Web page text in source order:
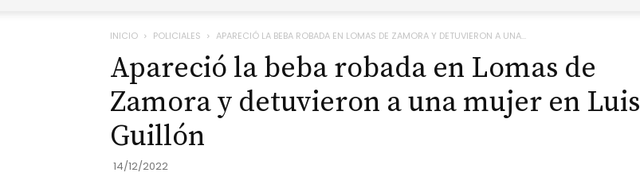
INICIO POLICIALES APARECIÓ LA BEBA ROBADA EN LOMAS DE ZAMORA Y DETUVIERON A UNA...
Apareció la beba robada en Lomas de
Zamora y detuvieron a una mujer en Luis
Guillón
14/12/2022